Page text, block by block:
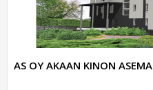
AS OY AKAAN KINON ASEMA